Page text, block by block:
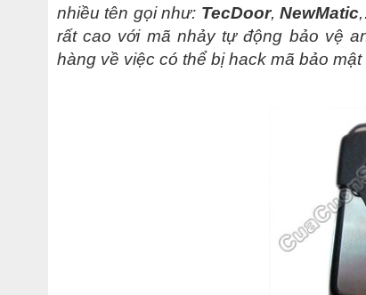
nhiều tên gọi như: TecDoor,NewMatic
rất cao với mã nhảy tự động bảo vệ
hàng về việc có thể bị hack mã bảo